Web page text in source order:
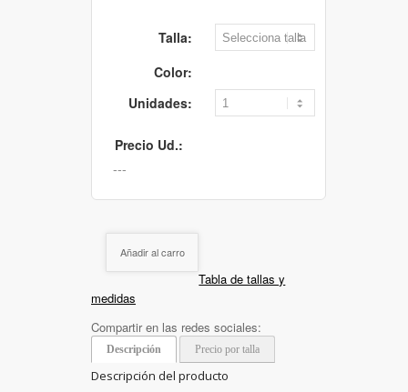
Talla:
Color:
Unidades:
Precio Ud.:
Añadir al carro
Tabla de tallas y
medidas
Compartir en las redes sociales:
Descripción Precio por talla
Descripción del producto